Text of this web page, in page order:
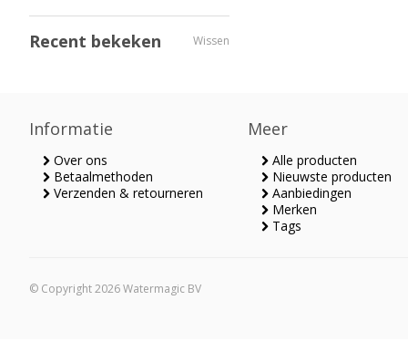
Recent bekeken Wissen
Informatie
Over ons
Betaalmethoden
Verzenden & retourneren
Meer
Alle producten
Nieuwste producten
Aanbiedingen
Merken
Tags
© Copyright 2026 Watermagic BV